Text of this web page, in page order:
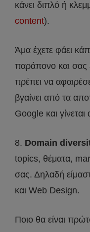
κάνει διπλό ή
content).
Άμα έχετε φάει
παράπονο και σας
πρέπει να
βγαίνει από τα
Google και
8. Domain
topics, θέματα,
σας. Δηλαδή
και Web Design.
Ποιο θα είναι